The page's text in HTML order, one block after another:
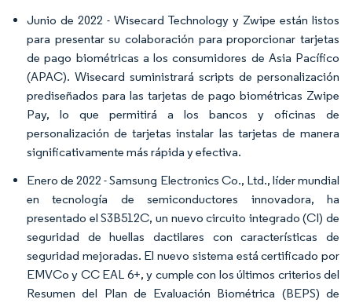
Junio de 2022 - Wisecard Technology y Zwipe están listos
para presentar su colaboración para proporcionar tarjetas
de pago biométricas a los consumidores de Asia Pacífico
(APAC). Wisecard suministrará scripts de personalización
prediseñados para las tarjetas de pago biométricas Zwipe
Pay, lo que permitirá a los bancos y oficinas de
personalización de tarjetas instalar las tarjetas de manera
significativamente más rápida y efectiva.
Enero de 2022 - Samsung Electronics Co., Ltd., líder mundial
en tecnología de semiconductores innovadora, ha
presentado el S3B512C, un nuevo circuito integrado (CI) de
seguridad de huellas dactilares con características de
seguridad mejoradas. El nuevo sistema está certificado por
EMVCo y CC EAL 6+, y cumple con los últimos criterios del
Resumen del Plan de Evaluación Biométrica (BEPS) de